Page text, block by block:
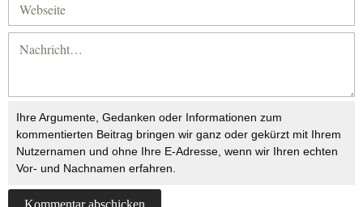
Ihre Argumente, Gedanken oder Informationen zum
kommentierten Beitrag bringen wir ganz oder gekürzt mit Ihrem
Nutzernamen und ohne Ihre E-Adresse, wenn wir Ihren echten
Vor- und Nachnamen erfahren.